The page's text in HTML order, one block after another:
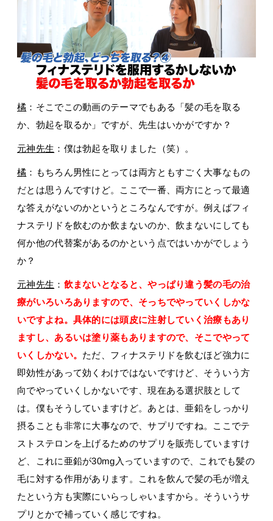
橘 ：そこでこの動画のテーマでもある「髪の毛を取る
か、勃起を取るか」ですが、先生はいかがですか？
元神先生 ：僕は勃起を取りました（笑）。
橘 ：もちろん男性にとっては両方ともすごく大事なもの
だとは思うんですけど。ここで一番、両方にとって最適
な答えがないのかというところなんですが。例えばフィ
ナステリドを飲むのか飲まないのか、飲まないにしても
何か他の代替案があるのかという点ではいかがでしょう
か？
元神先生 ： 飲まないとなると、やっぱり違う髪の毛の治
療がいろいろありますので、そっちでやっていくしかな
いですよね。具体的には頭皮に注射していく治療もあり
ますし、あるいは塗り薬もありますので、そこでやって
いくしかない。 ただ、フィナステリドを飲むほど強力に
即効性があって効くわけではないですけど、そういう方
向でやっていくしかないです、現在ある選択肢として
は。僕もそうしていますけど。あとは、亜鉛をしっかり
摂ることも非常に大事なので、サプリですね。ここでテ
ストステロンを上げるためのサプリを販売していますけ
ど、これに亜鉛が30mg入っていますので、これでも髪の
毛に対する作用があります。これを飲んで髪の毛が増え
たという方も実際にいらっしゃいますから。そういうサ
プリとかで補っていく感じですね。